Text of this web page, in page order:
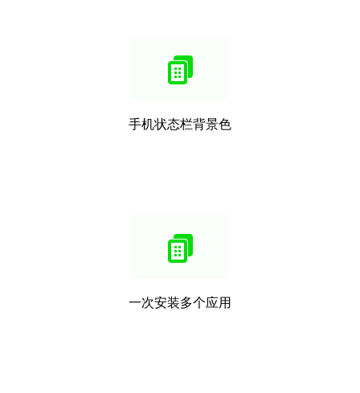
手机状态栏背景色
一次安装多个应用